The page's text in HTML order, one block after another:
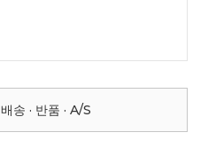
배송 · 반품 · A/S